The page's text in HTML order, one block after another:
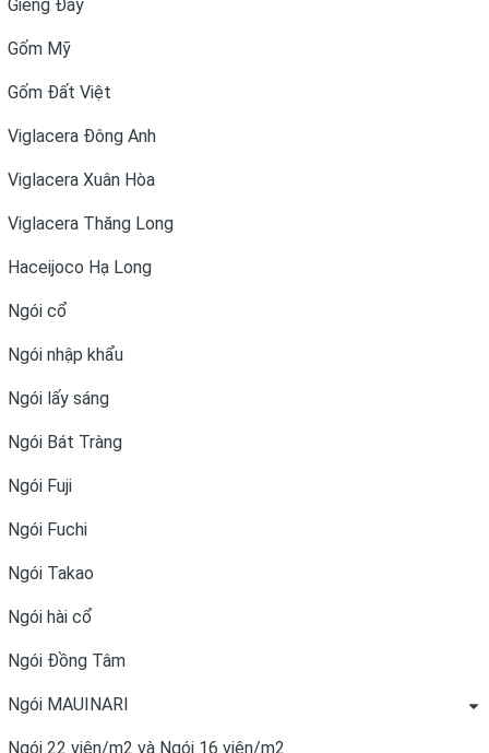
Giếng Đáy
Gốm Mỹ
Gốm Đất Việt
Viglacera Đông Anh
Viglacera Xuân Hòa
Viglacera Thăng Long
Haceijoco Hạ Long
Ngói cổ
Ngói nhập khẩu
Ngói lấy sáng
Ngói Bát Tràng
Ngói Fuji
Ngói Fuchi
Ngói Takao
Ngói hài cổ
Ngói Đồng Tâm
Ngói MAUINARI
Ngói 22 viên/m2 và Ngói 16 viên/m2